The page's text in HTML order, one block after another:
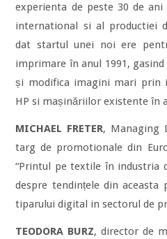
experienta de peste 30 de
international si al productiei
dat startul unei noi ere
imprimare în anul 1991,
și modifica imagini mari prin
HP si mașinăriilor existente în
MICHAEL FRETER, Managing
targ de promotionale din
“Printul pe textile în industria
despre tendințele din
tiparului digital in sectorul de
TEODORA BURZ, director de